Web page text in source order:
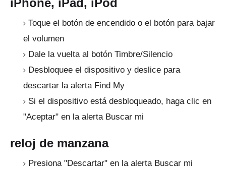
iPhone, iPad, iPod
Toque el botón de encendido o el botón para bajar
el volumen
Dale la vuelta al botón Timbre/Silencio
Desbloquee el dispositivo y deslice para
descartar la alerta Find My
Si el dispositivo está desbloqueado, haga clic en
"Aceptar" en la alerta Buscar mi
reloj de manzana
Presiona "Descartar" en la alerta Buscar mi